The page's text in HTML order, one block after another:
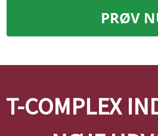
PRØV
T-COMPLEX